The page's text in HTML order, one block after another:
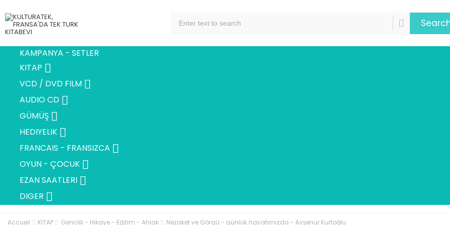
KAMPANYA - SETLER
KITAP 
VCD / DVD FILM 
AUDIO CD 
GÜMÜŞ 
HEDIYELIK 
FRANCAIS - FRANSIZCA 
OYUN - ÇOCUK 
EZAN SAATLERI 
DIGER 
Accueil KITAP Gençlik - Hikaye - Eğitim - Ahlak Nezaket ve Görgü - günlük hayatımızda - Ayşenur Kurtoğlu